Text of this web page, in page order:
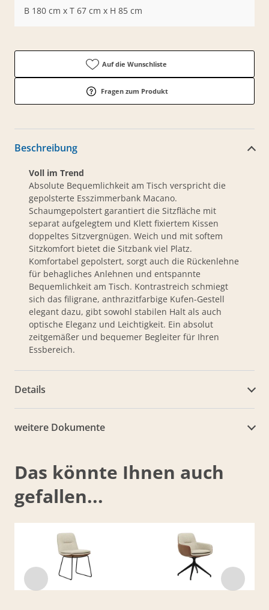
B 180 cm x T 67 cm x H 85 cm
Auf die Wunschliste
Fragen zum Produkt
Beschreibung
Voll im Trend
Absolute Bequemlichkeit am Tisch verspricht die
gepolsterte Esszimmerbank Macano.
Schaumgepolstert garantiert die Sitzfläche mit
separat aufgelegtem und Klett fixiertem Kissen
doppeltes Sitzvergnügen. Weich und mit softem
Sitzkomfort bietet die Sitzbank viel Platz.
Komfortabel gepolstert, sorgt auch die Rückenlehne
für behagliches Anlehnen und entspannte
Bequemlichkeit am Tisch. Kontrastreich schmiegt
sich das filigrane, anthrazitfarbige Kufen-Gestell
elegant dazu, gibt sowohl stabilen Halt als auch
optische Eleganz und Leichtigkeit. Ein absolut
zeitgemäßer und bequemer Begleiter für Ihren
Essbereich.
Details
weitere Dokumente
Das könnte Ihnen auch
gefallen...